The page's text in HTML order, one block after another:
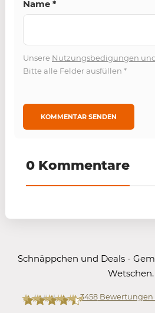
Name *
Unsere Nutzungsbedigungen
Bitte alle Felder ausfüllen *
0 Kommentare
Schnäppchen und Deals -
Wetschen.
3458Bewertungen